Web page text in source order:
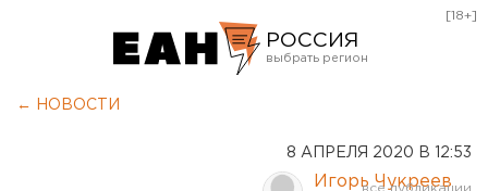
РОССИЯ
Курган
[18+]
← НОВОСТИ
8 АПРЕЛЯ 2020 В 12:53
Игорь Чукреев